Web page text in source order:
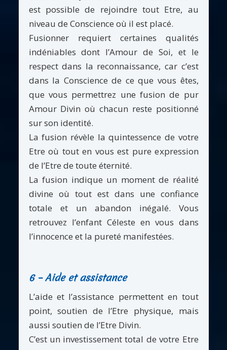
est possible de rejoindre tout Etre, au
niveau de Conscience où il est placé.
Fusionner requiert certaines qualités
indéniables dont l’Amour de Soi, et le
respect dans la reconnaissance, car c’est
dans la Conscience de ce que vous êtes,
que vous permettrez une fusion de pur
Amour Divin où chacun reste positionné
sur son identité.
La fusion révèle la quintessence de votre
Etre où tout en vous est pure expression
de l’Etre de toute éternité.
La fusion indique un moment de réalité
divine où tout est dans une confiance
totale et un abandon inégalé. Vous
retrouvez l’enfant Céleste en vous dans
l’innocence et la pureté manifestées.
6 – Aide et assistance
L’aide et l’assistance permettent en tout
point, soutien de l’Etre physique, mais
aussi soutien de l’Etre Divin.
C’est un investissement total de votre Etre